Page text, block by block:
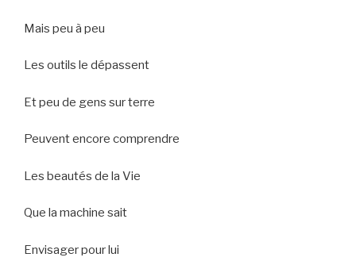
Mais peu à peu
Les outils le dépassent
Et peu de gens sur terre
Peuvent encore comprendre
Les beautés de la Vie
Que la machine sait
Envisager pour lui